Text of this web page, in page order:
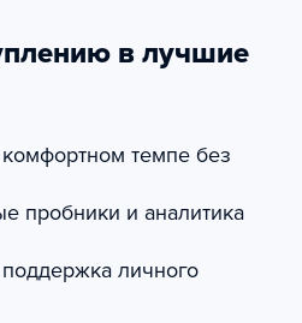
в лучшие
темпе без
пробники и аналитика
личного